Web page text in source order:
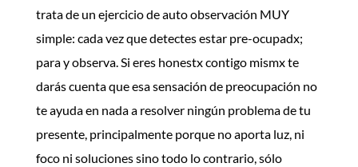
trata de un ejercicio de auto observación MUY
simple: cada vez que detectes estar pre-ocupadx;
para y observa. Si eres honestx contigo mismx te
darás cuenta que esa sensación de preocupación no
te ayuda en nada a resolver ningún problema de tu
presente, principalmente porque no aporta luz, ni
foco ni soluciones sino todo lo contrario, sólo